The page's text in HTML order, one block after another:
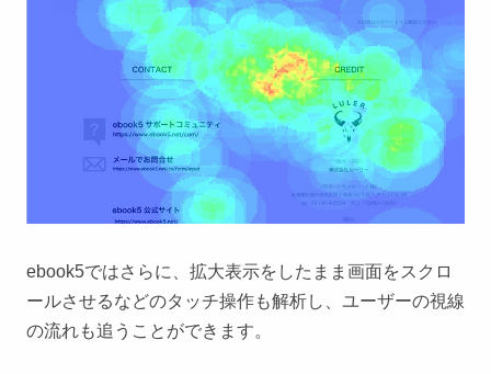
ebook5ではさらに、拡大表示をしたまま画面をスクロ
ールさせるなどのタッチ操作も解析し、ユーザーの視線
の流れも追うことができます。